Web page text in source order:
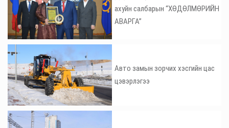
ахуйн салбарын “ХӨДӨЛМӨРИЙН
АВАРГА”
Авто замын зорчих хэсгийн цас
цэвэрлэгээ